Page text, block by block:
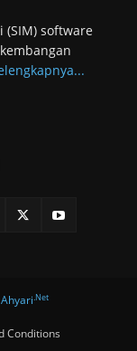
(SIM) software
Ahyari.Net
Conditions